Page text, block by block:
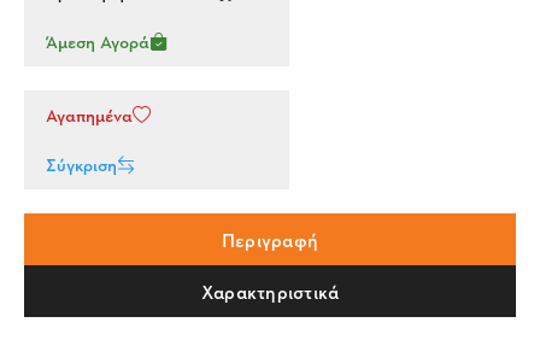
Άμεση Αγορά
Αγαπημένα
Σύγκριση
Περιγραφή
Χαρακτηριστικά